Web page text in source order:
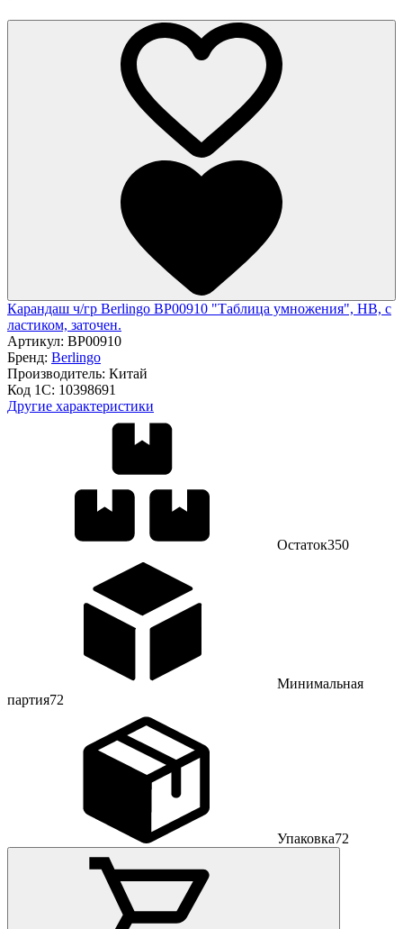
Карандаш ч/гр Berlingo BP00910 "Таблица умножения", HB, c
ластиком, заточен.
Артикул: BP00910
Бренд: Berlingo
Производитель: Китай
Код 1С: 10398691
Другие характеристики
Остаток350
Минимальная
партия72
Упаковка72